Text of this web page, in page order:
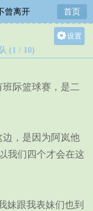
曾离开 首页
设置
中
(1 / 10)
际篮球赛，是二
，是因为阿岚他
我们四个才会在这
跟我表妹们也到